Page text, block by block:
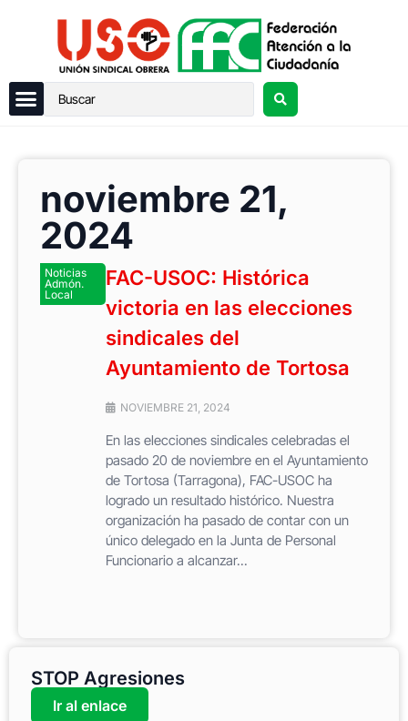
noviembre 21,
2024
Noticias
Admón.
Local
FAC-USOC: Histórica
victoria en las elecciones
sindicales del
Ayuntamiento de Tortosa
NOVIEMBRE 21, 2024
En las elecciones sindicales celebradas el
pasado 20 de noviembre en el Ayuntamiento
de Tortosa (Tarragona), FAC-USOC ha
logrado un resultado histórico. Nuestra
organización ha pasado de contar con un
único delegado en la Junta de Personal
Funcionario a alcanzar...
STOP Agresiones
Ir al enlace